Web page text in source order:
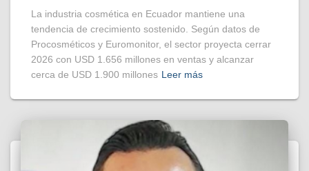
La industria cosmética en Ecuador mantiene una
tendencia de crecimiento sostenido. Según datos de
Procosméticos y Euromonitor, el sector proyecta cerrar
2026 con USD 1.656 millones en ventas y alcanzar
cerca de USD 1.900 millones Leer más